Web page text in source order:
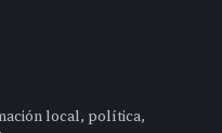
local, política,